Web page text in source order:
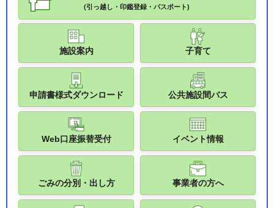
(引っ越し・印鑑登録・パスポート)
施設案内 子育て
申請書様式ダウンロード 公共施設間バス
Web口座振替受付 イベント情報
ごみの分別・出し方 事業者の方へ